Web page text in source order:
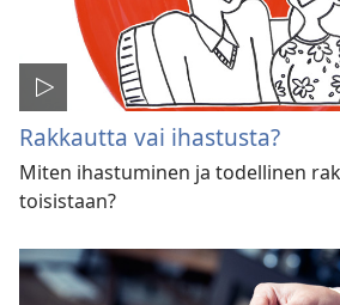
Rakkautta vai ihastusta?
Miten ihastuminen ja todellinen
toisistaan?